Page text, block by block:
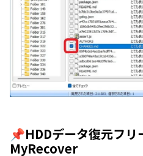
📌HDDデータ復元フリ
MyRecover